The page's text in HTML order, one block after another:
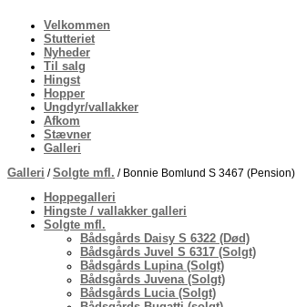
Velkommen
Stutteriet
Nyheder
Til salg
Hingst
Hopper
Ungdyr/vallakker
Afkom
Stævner
Galleri
Galleri /Solgte mfl. / Bonnie Bomlund S 3467 (Pension)
Hoppegalleri
Hingste / vallakker galleri
Solgte mfl.
Bådsgårds Daisy S 6322 (Død)
Bådsgårds Juvel S 6317 (Solgt)
Bådsgårds Lupina (Solgt)
Bådsgårds Juvena (Solgt)
Bådsgårds Lucia (Solgt)